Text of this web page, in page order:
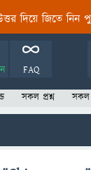
দিয়ে জিতে নিন
FAQ
সকল প্রশ্ন সকল